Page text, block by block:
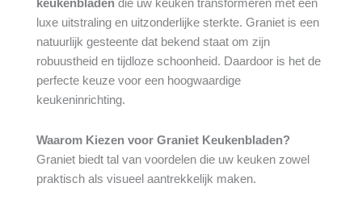
keukenbladen die uw keuken transformeren met een
luxe uitstraling en uitzonderlijke sterkte. Graniet is een
natuurlijk gesteente dat bekend staat om zijn
robuustheid en tijdloze schoonheid. Daardoor is het de
perfecte keuze voor een hoogwaardige
keukeninrichting.
Waarom Kiezen voor Graniet Keukenbladen?
Graniet biedt tal van voordelen die uw keuken zowel
praktisch als visueel aantrekkelijk maken.